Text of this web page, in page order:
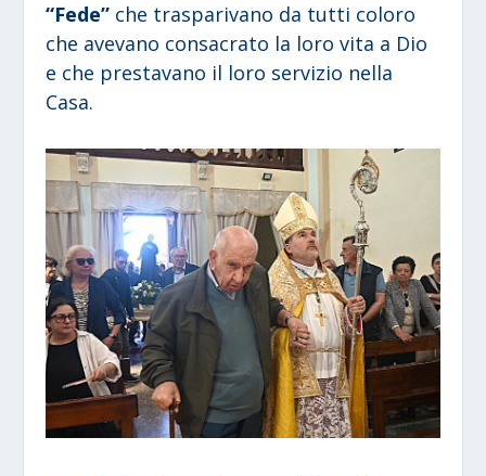
“Fede” che trasparivano da tutti coloro
che avevano consacrato la loro vita a Dio
e che prestavano il loro servizio nella
Casa.